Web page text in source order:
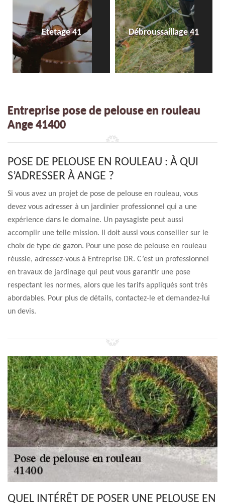
Etetage 41 Débroussaillage 41
Entreprise pose de pelouse en rouleau
Ange 41400
POSE DE PELOUSE EN ROULEAU : À QUI
S’ADRESSER À ANGE ?
Si vous avez un projet de pose de pelouse en rouleau, vous
devez vous adresser à un jardinier professionnel qui a une
expérience dans le domaine. Un paysagiste peut aussi
accomplir une telle mission. Il doit aussi vous conseiller sur le
choix de type de gazon. Pour une pose de pelouse en rouleau
réussie, adressez-vous à Entreprise DR. C’est un professionnel
en travaux de jardinage qui peut vous garantir une pose
respectant les normes, alors que les tarifs appliqués sont très
abordables. Pour plus de détails, contactez-le et demandez-lui
un devis.
QUEL INTÉRÊT DE POSER UNE PELOUSE EN